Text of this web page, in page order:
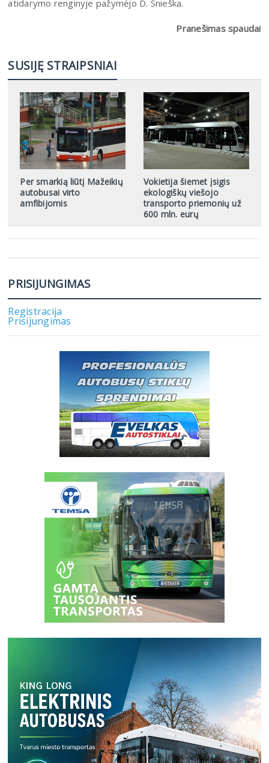
atidarymo renginyje pažymėjo D. Snieška.
Pranešimas spaudai
SUSIJĘ STRAIPSNIAI
Per smarkią liūtį Mažeikių
autobusai virto
amfibijomis
Vokietija šiemet įsigis
ekologiškų viešojo
transporto priemonių už
600 mln. eurų
PRISIJUNGIMAS
Registracija
Prisijungimas